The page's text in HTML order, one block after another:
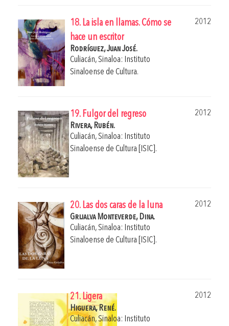
18. La isla en llamas. Cómo se
hace un escritor
2012
Rodríguez, Juan José.
Culiacán, Sinaloa: Instituto
Sinaloense de Cultura.
19. Fulgor del regreso
2012
Rivera, Rubén.
Culiacán, Sinaloa: Instituto
Sinaloense de Cultura [ISIC].
20. Las dos caras de la luna
2012
Grijalva Monteverde, Dina.
Culiacán, Sinaloa: Instituto
Sinaloense de Cultura [ISIC].
21. Ligera
2012
Higuera, René.
Culiacán, Sinaloa: Instituto